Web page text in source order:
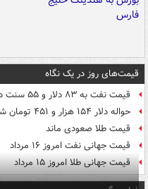
قیمت‌های روز در یک نگاه
قیمت نفت به ۸۳ دلار و ۵۵ سنت در هر بشکه رسید
حواله دلار ۱۵۴ هزار و ۴۵۱ تومان شد
قیمت طلا صعودی ماند
قیمت جهانی نفت امروز ۱۶ مرداد
قیمت جهانی طلا امروز ۱۵ مرداد